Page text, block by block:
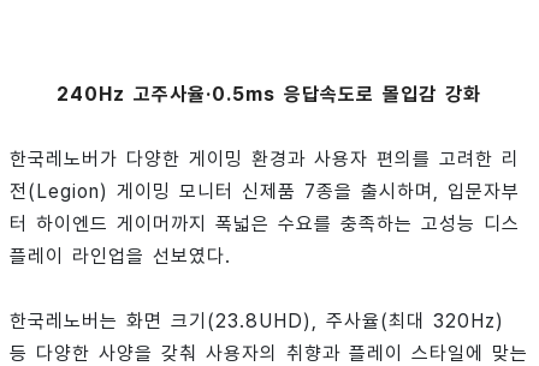
240Hz 고주사율·0.5ms 응답속도로 몰입감 강화
한국레노버가 다양한 게이밍 환경과 사용자 편의를 고려한 리
전(Legion) 게이밍 모니터 신제품 7종을 출시하며, 입문자부
터 하이엔드 게이머까지 폭넓은 수요를 충족하는 고성능 디스
플레이 라인업을 선보였다.
한국레노버는 화면 크기(23.8UHD), 주사율(최대 320Hz)
등 다양한 사양을 갖춰 사용자의 취향과 플레이 스타일에 맞는